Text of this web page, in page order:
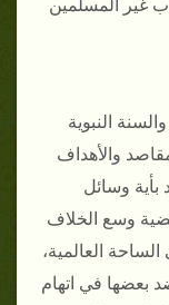
غير المسلمين
النبوية
والأهداف
بأية وسائل
وسع الخلاف
العالمية،
بعضها في اتهام